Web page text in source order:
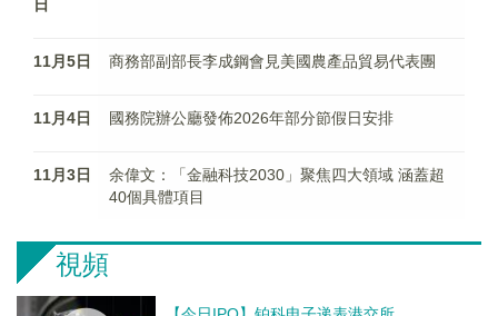
日
11月5日 商務部副部長李成鋼會見美國農產品貿易代表團
11月4日 國務院辦公廳發佈2026年部分節假日安排
11月3日
余偉文：「金融科技2030」聚焦四大領域 涵蓋超
40個具體項目
視頻